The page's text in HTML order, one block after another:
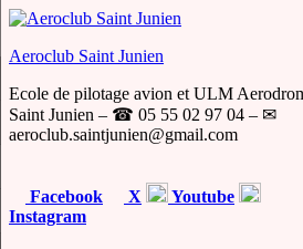
Skip
the
Aeroclub Saint Junien
Ecole de pilotage avion et ULM
Saint Junien – ☎ 05 55 02 97 04 – ✉
aeroclub.saintjunien@gmail.com
Facebook X
Youtube
Instagram